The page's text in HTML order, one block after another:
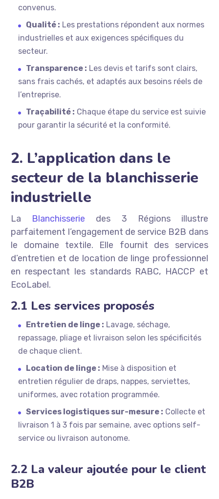
convenus.
Qualité : Les prestations répondent aux normes
industrielles et aux exigences spécifiques du
secteur.
Transparence : Les devis et tarifs sont clairs,
sans frais cachés, et adaptés aux besoins réels de
l’entreprise.
Traçabilité : Chaque étape du service est suivie
pour garantir la sécurité et la conformité.
2. L’application dans le
secteur de la blanchisserie
industrielle
La Blanchisserie des 3 Régions illustre
parfaitement l’engagement de service B2B dans
le domaine textile. Elle fournit des services
d’entretien et de location de linge professionnel
en respectant les standards RABC, HACCP et
EcoLabel.
2.1 Les services proposés
Entretien de linge : Lavage, séchage,
repassage, pliage et livraison selon les spécificités
de chaque client.
Location de linge : Mise à disposition et
entretien régulier de draps, nappes, serviettes,
uniformes, avec rotation programmée.
Services logistiques sur-mesure : Collecte et
livraison 1 à 3 fois par semaine, avec options self-
service ou livraison autonome.
2.2 La valeur ajoutée pour le client
B2B